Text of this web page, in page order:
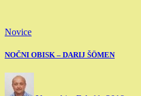
Novice
NOČNI OBISK – DARIJ ŠÖMEN